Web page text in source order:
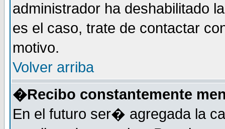
administrador ha deshabilitado
es el caso, trate de contactar
motivo.
Volver arriba
�Recibo constantemente
En el futuro ser� agregada la